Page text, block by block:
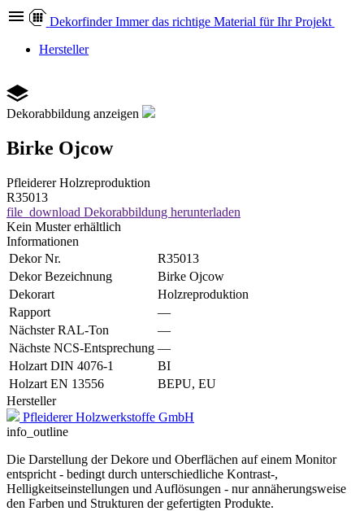
Dekorfinder Immer das richtige Material für Ihr Projekt
Hersteller
Dekorabbildung anzeigen
Birke Ojcow
Pfleiderer Holzreproduktion
R35013
file_download Dekorabbildung herunterladen
Kein Muster erhältlich
Informationen
Dekor Nr.
R35013
Dekor Bezeichnung
Birke Ojcow
Dekorart
Holzreproduktion
Rapport
—
Nächster RAL-Ton
—
Nächste NCS-Entsprechung —
Holzart DIN 4076-1
BI
Holzart EN 13556
BEPU, EU
Hersteller
Pfleiderer Holzwerkstoffe GmbH
info_outline
Die Darstellung der Dekore und Oberflächen auf einem Monitor
entspricht - bedingt durch unterschiedliche Kontrast-,
Helligkeitseinstellungen und Auflösungen - nur annäherungsweise
den Farben und Strukturen der gefertigten Produkte.